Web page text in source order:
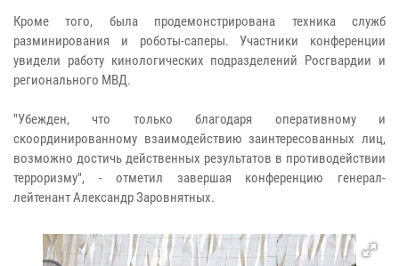
Кроме того, была продемонстрирована техника служб
разминирования и роботы-саперы. Участники конференции
увидели работу кинологических подразделений Росгвардии и
регионального МВД.
"Убежден, что только благодаря оперативному и
скоординированному взаимодействию заинтересованных лиц,
возможно достичь действенных результатов в противодействии
терроризму", - отметил завершая конференцию генерал-
лейтенант Александр Заровнятных.